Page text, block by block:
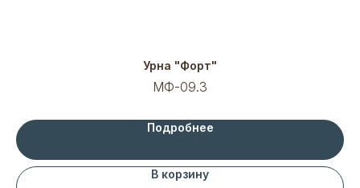
Урна "Форт"
МФ-09.3
Подробнее
В корзину